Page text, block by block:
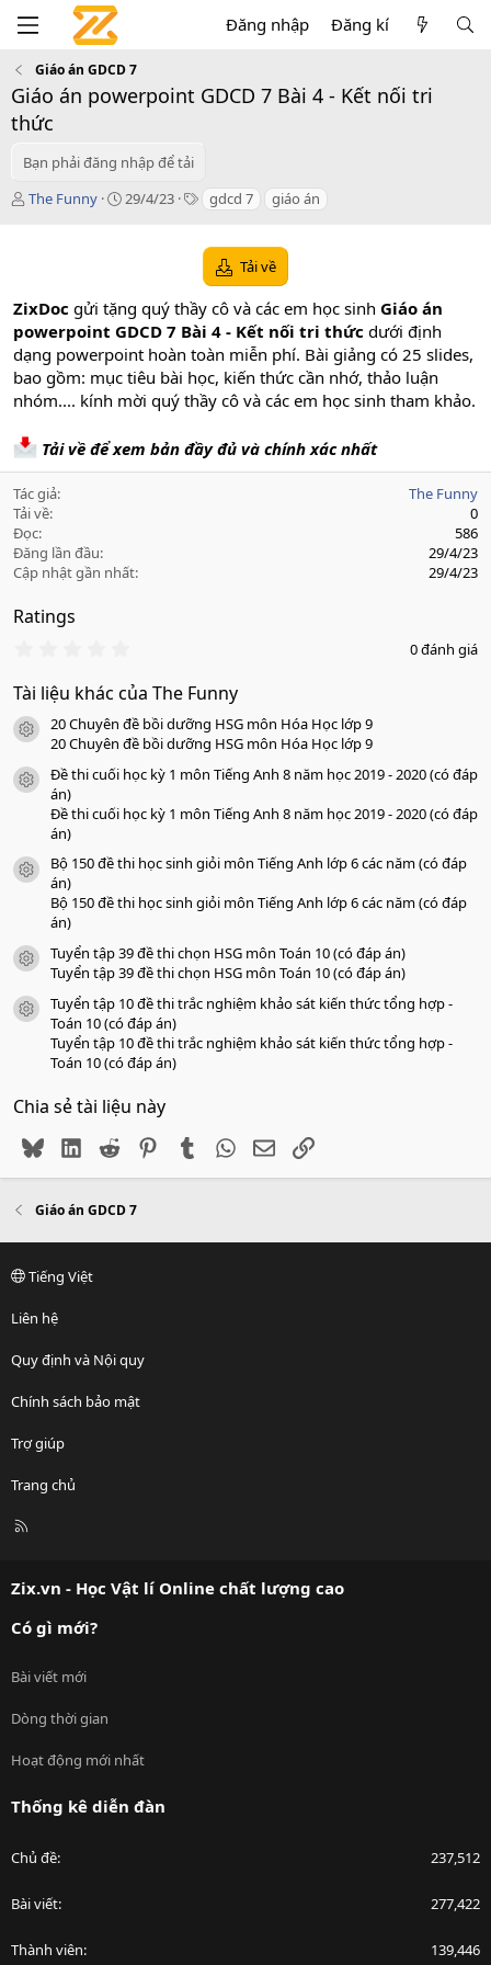
Đăng nhập Đăng kí
Giáo án GDCD 7
Giáo án powerpoint GDCD 7 Bài 4 - Kết nối tri
thức
Bạn phải đăng nhập để tải
T
The Funny
C
o
n
d
a
t
29/4/23
T
s
gdcd 7 giáo án
Tải về
ZixDoc gửi tặng quý thầy cô và các em học sinh Giáo án
powerpoint GDCD 7 Bài 4 - Kết nối tri thức dưới định
dạng powerpoint hoàn toàn miễn phí. Bài giảng có 25 slides,
bao gồm: mục tiêu bài học, kiến thức cần nhớ, thảo luận
nhóm.... kính mời quý thầy cô và các em học sinh tham khảo.
Tải về để xem bản đầy đủ và chính xác nhất
Tác giả
The Funny
Tải về
0
Đọc
586
Đăng lần đầu
29/4/23
Cập nhật gần nhất
29/4/23
Ratings
0
0
s
a
o
0 đánh giá
Tài liệu khác của The Funny
icon tài liệu
20 Chuyên đề bồi dưỡng HSG môn Hóa Học lớp 9
20 Chuyên đề bồi dưỡng HSG môn Hóa Học lớp 9
icon tài liệu
Đề thi cuối học kỳ 1 môn Tiếng Anh 8 năm học 2019 - 2020 (có đáp
án)
Đề thi cuối học kỳ 1 môn Tiếng Anh 8 năm học 2019 - 2020 (có đáp
án)
icon tài liệu
Bộ 150 đề thi học sinh giỏi môn Tiếng Anh lớp 6 các năm (có đáp
án)
Bộ 150 đề thi học sinh giỏi môn Tiếng Anh lớp 6 các năm (có đáp
án)
icon tài liệu
Tuyển tập 39 đề thi chọn HSG môn Toán 10 (có đáp án)
Tuyển tập 39 đề thi chọn HSG môn Toán 10 (có đáp án)
icon tài liệu
Tuyển tập 10 đề thi trắc nghiệm khảo sát kiến thức tổng hợp -
Toán 10 (có đáp án)
Tuyển tập 10 đề thi trắc nghiệm khảo sát kiến thức tổng hợp -
Toán 10 (có đáp án)
Chia sẻ tài liệu này
BlueskyLinkedIn
Reddit PinterestTumblr WhatsApp
EmailLink
Giáo án GDCD 7
Tiếng Việt
Liên hệ
Quy định và Nội quy
Chính sách bảo mật
Trợ giúp
Trang chủ
R
Zix.vn - Học Vật lí Online chất lượng cao
Có gì mới?
Bài viết mới
Dòng thời gian
Hoạt động mới nhất
Thống kê diễn đàn
Chủ đề 237,512
Bài viết 277,422
Thành viên 139,446